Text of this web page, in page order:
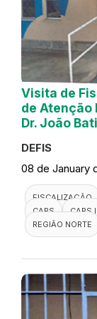
Visita de
de Atenção
Dr. João
DEFIS
08 de January
FISCALIZAÇÃO
CAPS
CAPS II
REGIÃO NORTE